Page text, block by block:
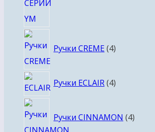
Ручки CREME 4товара
Ручки ECLAIR 44
Ручки CINNAMON 4товара